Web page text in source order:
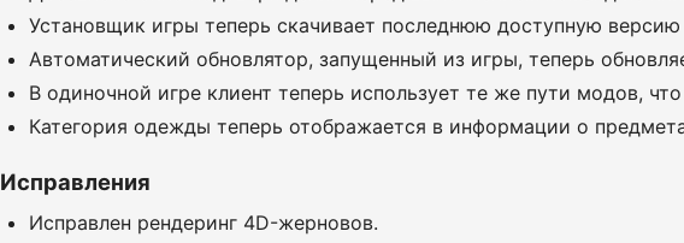
Установщик игры теперь скачивает последнюю доступную версию
Автоматический обновлятор, запущенный из игры, теперь
В одиночной игре клиент теперь использует те же пути модов,
Категория одежды теперь отображается в информации о
Исправления
Исправлен рендеринг 4D-жерновов.